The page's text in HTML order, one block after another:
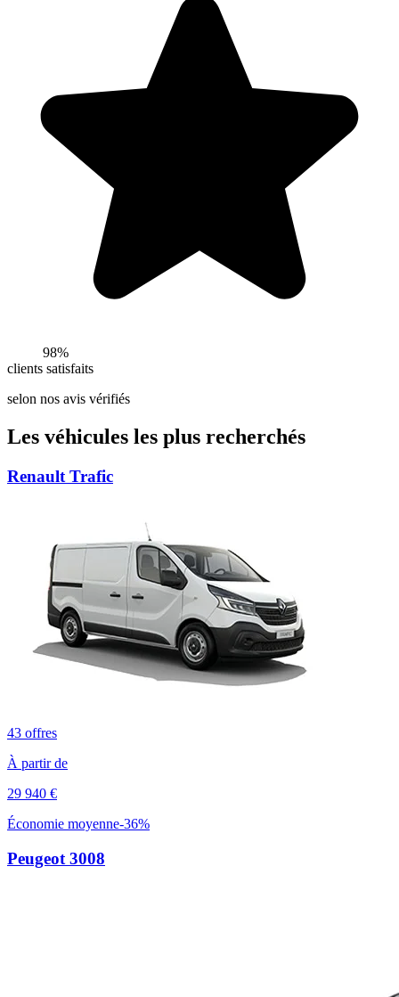
98%
clients satisfaits
selon nos avis vérifiés
Les véhicules les plus recherchés
Renault Trafic
43 offres
À partir de
29 940 €
Économie moyenne-36%
Peugeot 3008